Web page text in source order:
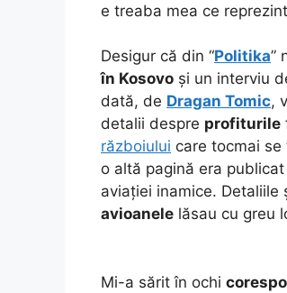
e treaba mea ce
Desigur că din “Politika”
în Kosovo și un interviu
dată, de Dragan Tomic,
detalii despre profiturile
războiului care tocmai
o altă pagină era
aviației inamice.
avioanele lăsau cu greu
Mi-a sărit în ochi